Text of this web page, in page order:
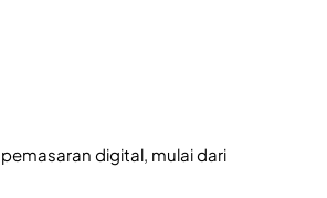
digital, mulai dari